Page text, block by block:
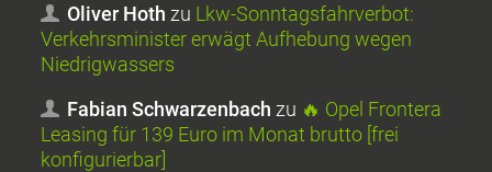
Oliver Hoth zu Lkw-Sonntagsfahrverbot:
Verkehrsminister erwägt Aufhebung wegen
Niedrigwassers
Fabian Schwarzenbach zu 🔥 Opel Frontera
Leasing für 139 Euro im Monat brutto [frei
konfigurierbar]